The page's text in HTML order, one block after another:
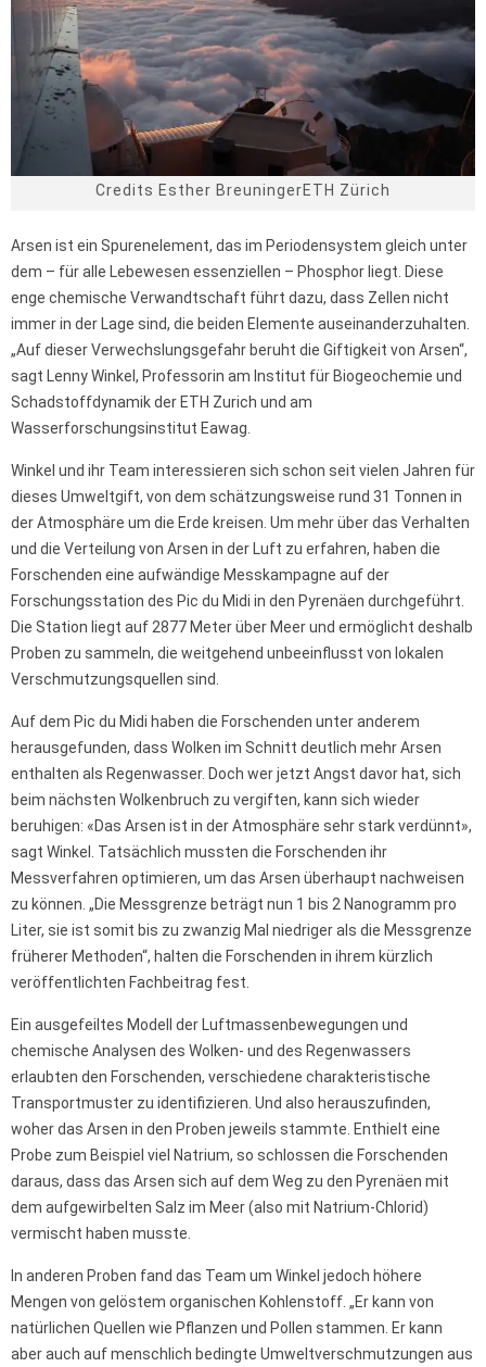
Credits Esther BreuningerETH Zürich
Arsen ist ein Spurenelement, das im Periodensystem gleich unter
dem – für alle Lebewesen essenziellen – Phosphor liegt. Diese
enge chemische Verwandtschaft führt dazu, dass Zellen nicht
immer in der Lage sind, die beiden Elemente auseinanderzuhalten.
„Auf dieser Verwechslungsgefahr beruht die Giftigkeit von Arsen“,
sagt Lenny Winkel, Professorin am Institut für Biogeochemie und
Schadstoffdynamik der ETH Zurich und am
Wasserforschungsinstitut Eawag.
Winkel und ihr Team interessieren sich schon seit vielen Jahren für
dieses Umweltgift, von dem schätzungsweise rund 31 Tonnen in
der Atmosphäre um die Erde kreisen. Um mehr über das Verhalten
und die Verteilung von Arsen in der Luft zu erfahren, haben die
Forschenden eine aufwändige Messkampagne auf der
Forschungsstation des Pic du Midi in den Pyrenäen durchgeführt.
Die Station liegt auf 2877 Meter über Meer und ermöglicht deshalb
Proben zu sammeln, die weitgehend unbeeinflusst von lokalen
Verschmutzungsquellen sind.
Auf dem Pic du Midi haben die Forschenden unter anderem
herausgefunden, dass Wolken im Schnitt deutlich mehr Arsen
enthalten als Regenwasser. Doch wer jetzt Angst davor hat, sich
beim nächsten Wolkenbruch zu vergiften, kann sich wieder
beruhigen: «Das Arsen ist in der Atmosphäre sehr stark verdünnt»,
sagt Winkel. Tatsächlich mussten die Forschenden ihr
Messverfahren optimieren, um das Arsen überhaupt nachweisen
zu können. „Die Messgrenze beträgt nun 1 bis 2 Nanogramm pro
Liter, sie ist somit bis zu zwanzig Mal niedriger als die Messgrenze
früherer Methoden“, halten die Forschenden in ihrem kürzlich
veröffentlichten Fachbeitrag fest.
Ein ausgefeiltes Modell der Luftmassenbewegungen und
chemische Analysen des Wolken- und des Regenwassers
erlaubten den Forschenden, verschiedene charakteristische
Transportmuster zu identifizieren. Und also herauszufinden,
woher das Arsen in den Proben jeweils stammte. Enthielt eine
Probe zum Beispiel viel Natrium, so schlossen die Forschenden
daraus, dass das Arsen sich auf dem Weg zu den Pyrenäen mit
dem aufgewirbelten Salz im Meer (also mit Natrium-Chlorid)
vermischt haben musste.
In anderen Proben fand das Team um Winkel jedoch höhere
Mengen von gelöstem organischen Kohlenstoff. „Er kann von
natürlichen Quellen wie Pflanzen und Pollen stammen. Er kann
aber auch auf menschlich bedingte Umweltverschmutzungen aus